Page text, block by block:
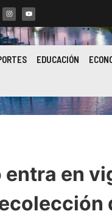
EDUCACIÓN
en